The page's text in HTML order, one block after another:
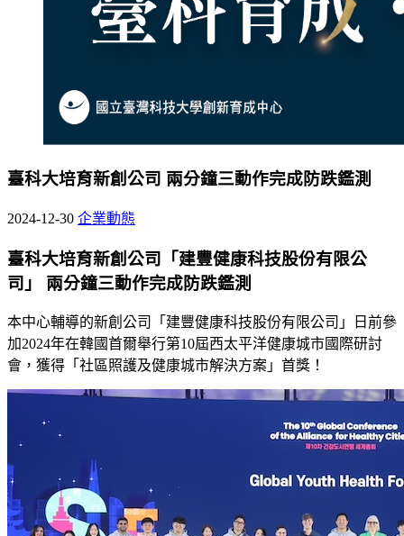
臺科大培育新創公司 兩分鐘三動作完成防跌鑑測
2024-12-30 企業動態
臺科大培育新創公司「建豐健康科技股份有限公
司」 兩分鐘三動作完成防跌鑑測
本中心輔導的新創公司「建豐健康科技股份有限公司」日前參
加2024年在韓國首爾舉行第10屆西太平洋健康城市國際研討
會，獲得「社區照護及健康城市解決方案」首獎！